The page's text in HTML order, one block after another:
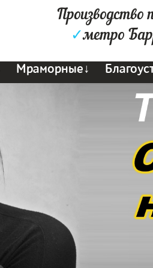
Производство
✓метро
Мраморные↓